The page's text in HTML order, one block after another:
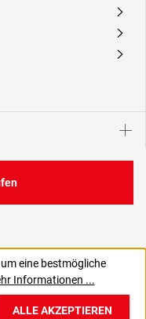
A
A
A
eine bestmögliche
Informationen ...
ALLE AKZEPTIEREN